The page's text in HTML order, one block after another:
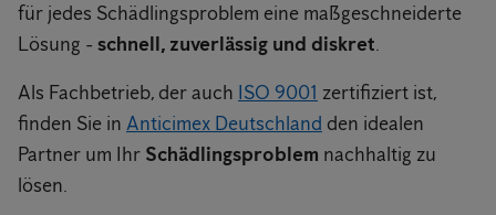
für jedes Schädlingsproblem eine maßgeschneiderte
Lösung - schnell, zuverlässig und diskret.
Als Fachbetrieb, der auch ISO 9001 zertifiziert ist,
finden Sie in Anticimex Deutschland den idealen
Partner um Ihr Schädlingsproblem nachhaltig zu
lösen.